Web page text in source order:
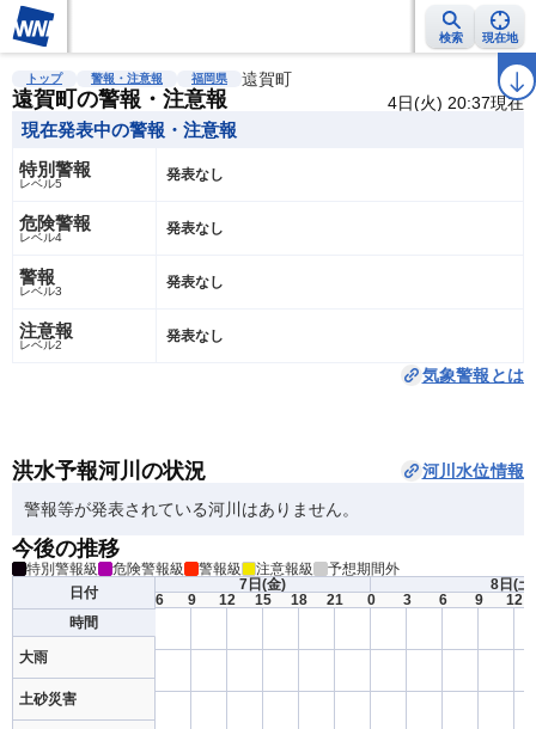
検索 現在地
雨雲レーダー 台風情報 地震情報 ラ
トップ 警報・注意報 福岡県 遠賀町
遠賀町の警報・注意報 4日(火) 20:37現在
現在発表中の警報・注意報
特別警報
レベル5 発表なし
危険警報
レベル4 発表なし
警報
レベル3 発表なし
注意報
レベル2 発表なし
気象警報とは
洪水予報河川の状況
河川水位情報
警報等が発表されている河川はありません。
今後の推移
特別警報級 危険警報級 警報級 注意報級
予想期間外
日付
時間
大雨
土砂災害
7日 (金)
6
9 12 15 18 21
8日 (土)
0
3 6 9 12